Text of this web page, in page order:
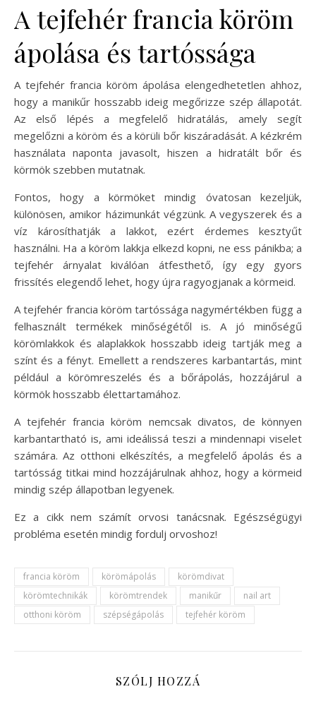
A tejfehér francia köröm
ápolása és tartóssága
A tejfehér francia köröm ápolása elengedhetetlen ahhoz,
hogy a manikűr hosszabb ideig megőrizze szép állapotát.
Az első lépés a megfelelő hidratálás, amely segít
megelőzni a köröm és a körüli bőr kiszáradását. A kézkrém
használata naponta javasolt, hiszen a hidratált bőr és
körmök szebben mutatnak.
Fontos, hogy a körmöket mindig óvatosan kezeljük,
különösen, amikor házimunkát végzünk. A vegyszerek és a
víz károsíthatják a lakkot, ezért érdemes kesztyűt
használni. Ha a köröm lakkja elkezd kopni, ne ess pánikba; a
tejfehér árnyalat kiválóan átfesthető, így egy gyors
frissítés elegendő lehet, hogy újra ragyogjanak a körmeid.
A tejfehér francia köröm tartóssága nagymértékben függ a
felhasznált termékek minőségétől is. A jó minőségű
körömlakkok és alaplakkok hosszabb ideig tartják meg a
színt és a fényt. Emellett a rendszeres karbantartás, mint
például a körömreszelés és a bőrápolás, hozzájárul a
körmök hosszabb élettartamához.
A tejfehér francia köröm nemcsak divatos, de könnyen
karbantartható is, ami ideálissá teszi a mindennapi viselet
számára. Az otthoni elkészítés, a megfelelő ápolás és a
tartósság titkai mind hozzájárulnak ahhoz, hogy a körmeid
mindig szép állapotban legyenek.
Ez a cikk nem számít orvosi tanácsnak. Egészségügyi
probléma esetén mindig fordulj orvoshoz!
francia köröm körömápolás
körömdivat
körömtechnikák
körömtrendek manikűr
nail art
otthoni köröm
szépségápolás tejfehér köröm
SZÓLJ HOZZÁ